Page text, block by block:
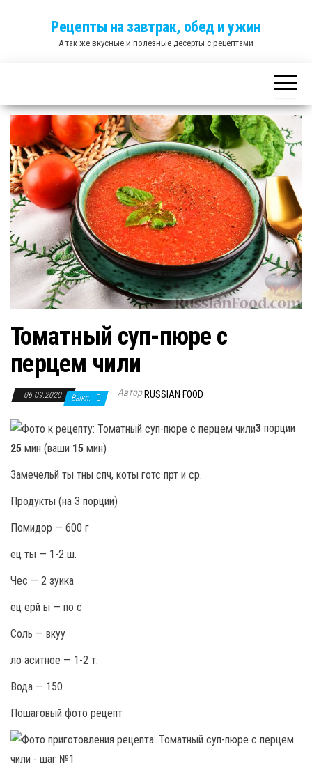
Рецепты на завтрак, обед и ужин
А так же вкусные и полезные десерты с рецептами
Томатный суп-пюре с
перцем чили
06.09.2020 Выкл. Автор RUSSIAN FOOD
3 порции
25 мин (ваши 15 мин)
Замечельй ты тны спч, коты готс прт и ср.
Продукты (на 3 порции)
Помидор — 600 г
ец ты — 1-2 ш.
Чес — 2 зуика
ец ерй ы — по с
Соль — вкуу
ло аситное — 1-2 т.
Вода — 150
Пошаговый фото рецепт